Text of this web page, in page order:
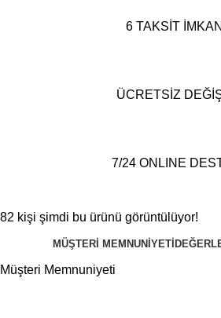
6 TAKSİT İMKANI
ÜCRETSİZ
7/24 ONLINE
82 kişi şimdi bu ürünü görüntülüyor!
MÜŞTERI MEMNUNIYETI
Müşteri Memnuniyeti